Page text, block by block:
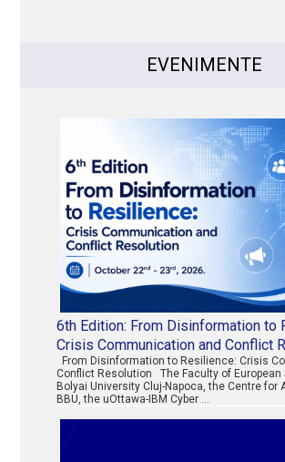
EVENIMENTE
6th Edition: From Disinformation to
Crisis Communication and Conflict
From Disinformation to Resilience: Crisis
Conflict Resolution The Faculty of European
Bolyai University Cluj-Napoca, the Centre for
BBU, the uOttawa-IBM Cyber …